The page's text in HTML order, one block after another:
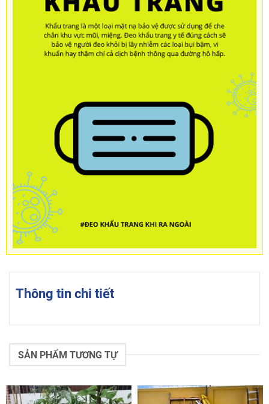
Thông tin chi tiết
SẢN PHẨM TƯƠNG TỰ